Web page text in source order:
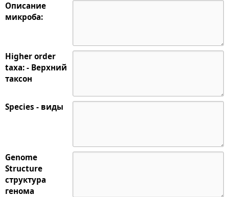
Описание
микроба:
Higher order
taxa: - Верхний
таксон
Species - виды
Genome
Structure
структура
генома